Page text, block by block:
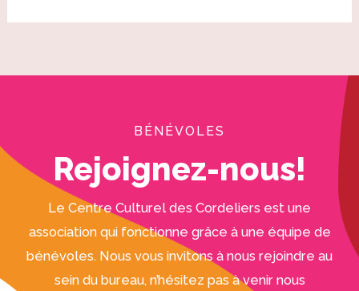
BÉNÉVOLES
Rejoignez-nous!
Le Centre Culturel des Cordeliers est une
association qui fonctionne grâce à une équipe de
bénévoles. Nous vous invitons à nous rejoindre au
sein du bureau, n’hésitez pas à venir nous